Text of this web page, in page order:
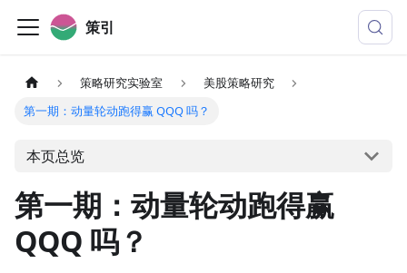
策引
策略研究实验室
美股策略研究
第一期：动量轮动跑得赢 QQQ 吗？
本页总览
第一期：动量轮动跑得赢
QQQ 吗？